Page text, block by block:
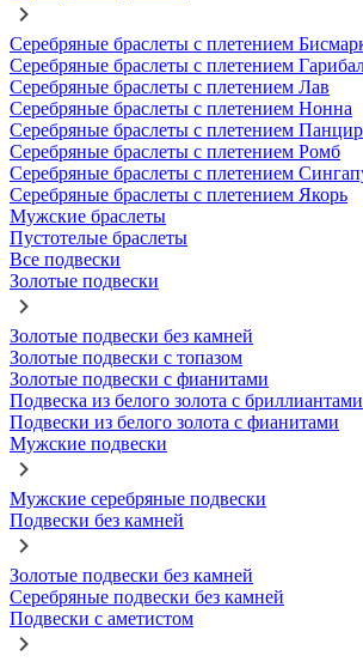
Серебряные браслеты с плетением
Серебряные браслеты с плетением
Серебряные браслеты с плетением Лав
Серебряные браслеты с плетением Нонна
Серебряные браслеты с плетением
Серебряные браслеты с плетением Ромб
Серебряные браслеты с плетением
Серебряные браслеты с плетением Якорь
Мужские браслеты
Пустотелые браслеты
Все подвески
Золотые подвески
Золотые подвески без камней
Золотые подвески с топазом
Золотые подвески с фианитами
Подвеска из белого золота с бриллиантами
Подвески из белого золота с фианитами
Мужские подвески
Мужские серебряные подвески
Подвески без камней
Золотые подвески без камней
Серебряные подвески без камней
Подвески с аметистом